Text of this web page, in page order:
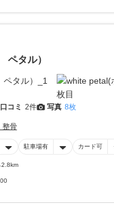
タル）
口コミ 2件 写真 8枚
整骨
駐車場有 カード可
2.8km